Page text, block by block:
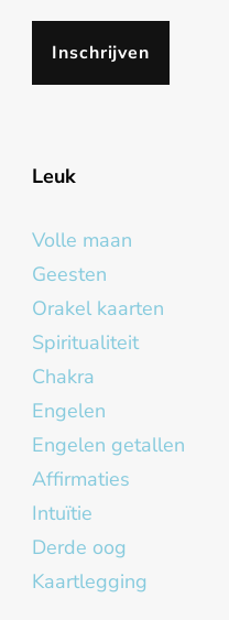
Leuk
Volle maan
Geesten
Orakel kaarten
Spiritualiteit
Chakra
Engelen
Engelen getallen
Affirmaties
Intuïtie
Derde oog
Kaartlegging